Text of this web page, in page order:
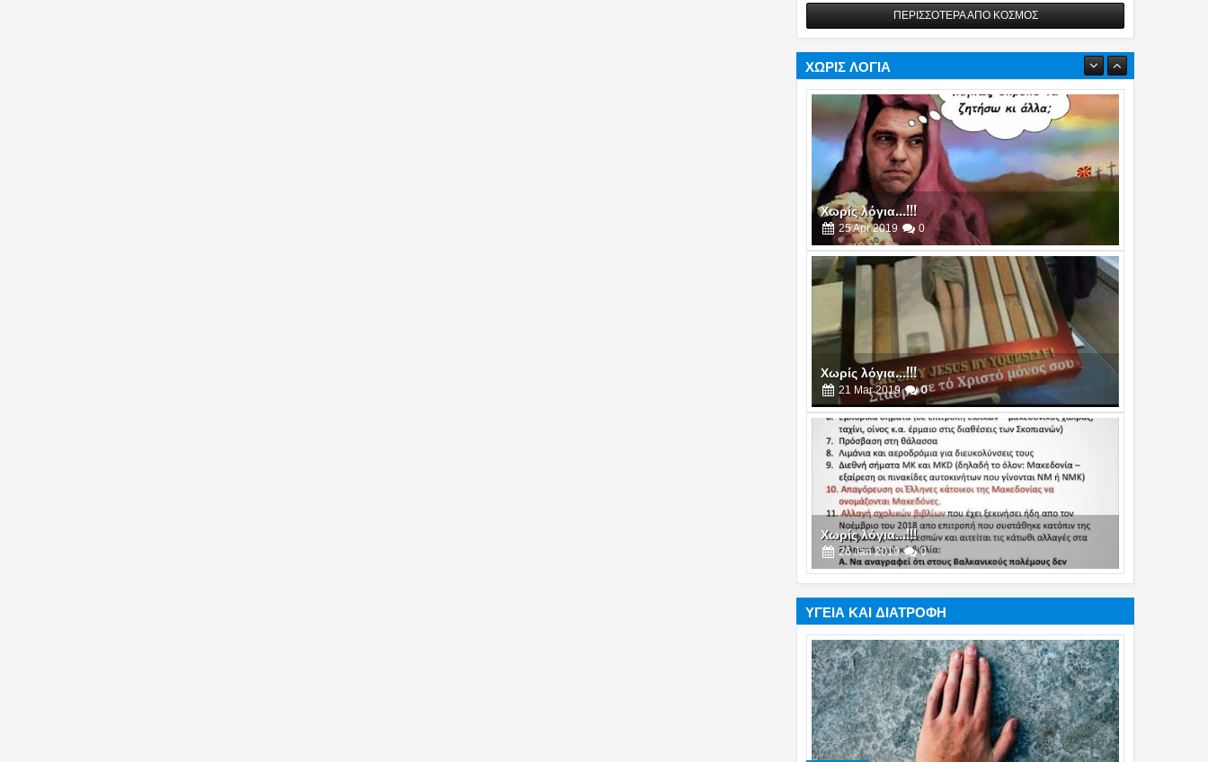
13 May 2026 0
Η Τουρκία αποκάλυψε την κατασκευή
Yildirimhan ακτίνας δράσης 6.000 χλμ.!
(video)
May 2026 0
Πυρά στο δείπνο ανταποκριτών του
Λευκού Οίκου - Απομακρύνθηκε ο
Τραμπ
26Apr 2026 0
ΠΕΡΙΣΣΟΤΕΡΑ ΑΠΟ ΚΟΣΜΟΣ
ΧΩΡΙΣ ΛΟΓΙΑ
Χωρίς λόγια...!!!
25 Apr 2019 0
Χωρίς λόγια...!!!
21 0
Χωρίς λόγια...!!!
26 Jan 2019 0
Χωρίς λόγια...!!!
19 Jan 2019 0
ΥΓΕΙΑ ΚΑΙ ΔΙΑΤΡΟΦΗ